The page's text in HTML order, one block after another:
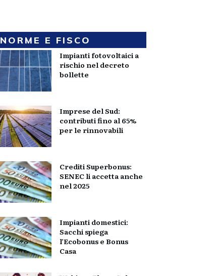
NORME E FISCO
Impianti fotovoltaici a
rischio nel decreto
bollette
Imprese del Sud:
contributi fino al 65%
per le rinnovabili
Crediti Superbonus:
SENEC li accetta anche
nel 2025
Impianti domestici:
Sacchi spiega
l’Ecobonus e Bonus
Casa